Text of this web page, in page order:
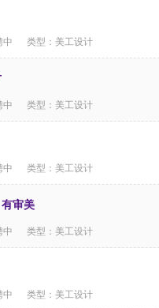
类型：美工设计
类型：美工设计
类型：美工设计
审美
类型：美工设计
类型：美工设计